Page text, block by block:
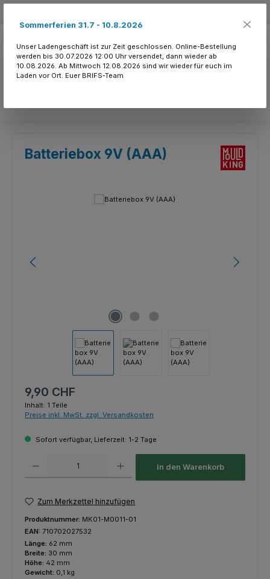
Batteriebox 9V (AAA)
Bildergalerie überspringen
Regulärer Preis:
9,90 CHF
Inhalt: 1 Teile
Preise inkl. MwSt. zzgl. Versandkosten
Sofort verfügbar, Lieferzeit: 1-2 Tage
In den Warenkorb
Zum Merkzettel hinzufügen
Produktnummer: MK01-M0011-01
EAN: 710702027532
Länge: 62 mm
Breite: 30 mm
Höhe: 42 mm
Gewicht: 0,1 kg
Sommerferien 31.7 - 10.8.2026
Unser Ladengeschäft ist zur Zeit geschlossen. Online-Bestellung
werden bis 30.07.2026 12:00 Uhr versendet, dann wieder ab
10.08.2026. Ab Mittwoch 12.08.2026 sind wir wieder für euch im
Laden vor Ort. Euer BRIFS-Team